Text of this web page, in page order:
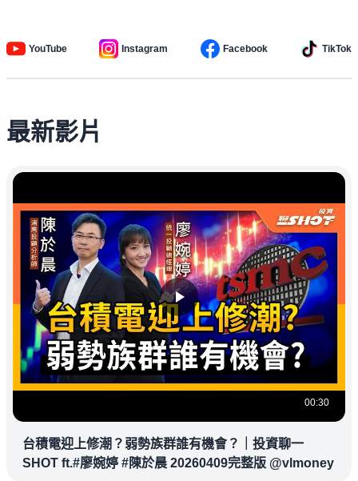
YouTube Instagram Facebook TikTok
最新影片
00:30
台積電迎上修潮？弱勢族群誰有機會？｜投資聊一
SHOT ft.#廖婉婷 #陳於晨 20260409完整版 @vlmoney